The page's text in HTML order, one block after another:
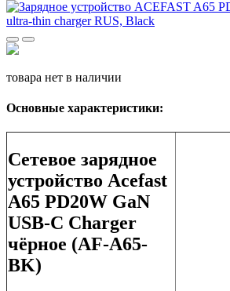
товара нет в наличии
Основные характеристики:
Сетевое зарядное
устройство Acefast
A65 PD20W GaN
USB-C Charger
чёрное (AF-A65-
BK)